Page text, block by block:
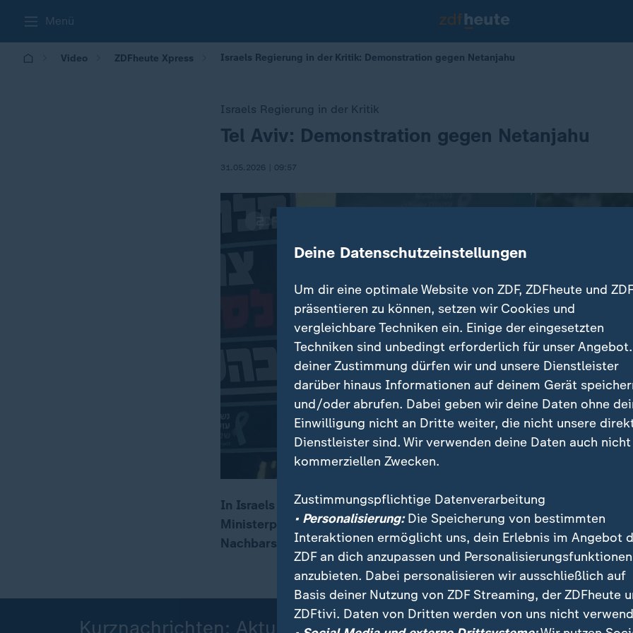
Menü
Video ZDFheute Xpress Israels Regierung in der Kritik: Demonstration gegen Netanjahu
Israels Regierung in der Kritik
:
Tel Aviv: Demonstration gegen Netanjahu
31.05.2026 | 09:57
00:05 00:15
In Israels Hauptstadt Tel Aviv haben Hunderte Menschen gegen die
Ministerpräsident Netanjahu demonstriert. Es wird ein Ende der
Nachbarstaaten gefordert.
Kurznachrichten: Aktuelle Videos
Deine Datenschutzeinstellungen
Um dir eine optimale Website von ZDF, ZDFheute und
präsentieren zu können, setzen wir Cookies und
vergleichbare Techniken ein. Einige der eingesetzten
Techniken sind unbedingt erforderlich für unser
deiner Zustimmung dürfen wir und unsere Dienstleister
darüber hinaus Informationen auf deinem Gerät
und/oder abrufen. Dabei geben wir deine Daten ohne
Einwilligung nicht an Dritte weiter, die nicht unsere
Dienstleister sind. Wir verwenden deine Daten auch nicht
kommerziellen Zwecken.
Zustimmungspflichtige Datenverarbeitung
• Personalisierung:Die Speicherung von bestimmten
Interaktionen ermöglicht uns, dein Erlebnis im Angebot
ZDF an dich anzupassen und Personalisierungsfunktionen
anzubieten. Dabei personalisieren wir ausschließlich auf
Basis deiner Nutzung von ZDF Streaming, der ZDFheute
ZDFtivi. Daten von Dritten werden von uns nicht